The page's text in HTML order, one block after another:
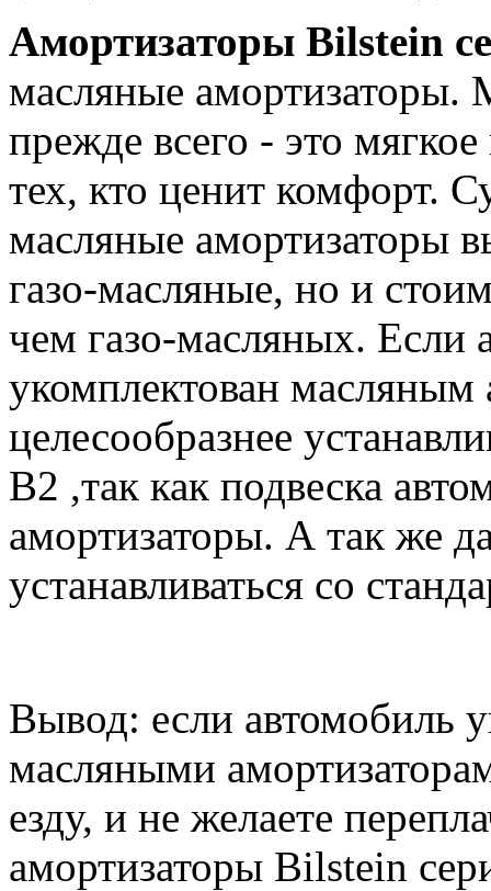
Амортизаторы Bilstein
масляные амортизаторы.
прежде всего - это
тех, кто ценит комфорт.
масляные амортизаторы
газо-масляные, но и
чем газо-масляных. Если
укомплектован масляным
целесообразнее
B2 ,так как подвеска
амортизаторы. А так же
устанавливаться со
Вывод: если автомобиль
масляными
езду, и не желаете
амортизаторы Bilstein